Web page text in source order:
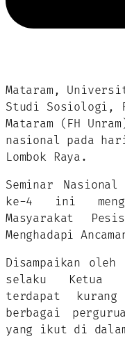
Mataram,
Studi Sosiologi,
Mataram (FH
nasional pada
Lombok Raya.
Seminar
ke-4 ini
Masyarakat
Menghadapi
Disampaikan
selaku Ketua
terdapat
berbagai
yang ikut di